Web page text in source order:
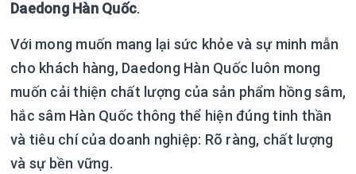
Daedong Hàn Quốc.
Với mong muốn mang lại sức khỏe và sự minh mẫn
cho khách hàng, Daedong Hàn Quốc luôn mong
muốn cải thiện chất lượng của sản phẩm hồng sâm,
hắc sâm Hàn Quốc thông thể hiện đúng tinh thần
và tiêu chí của doanh nghiệp: Rõ ràng, chất lượng
và sự bền vững.